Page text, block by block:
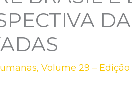
,Volume 29 – Edição